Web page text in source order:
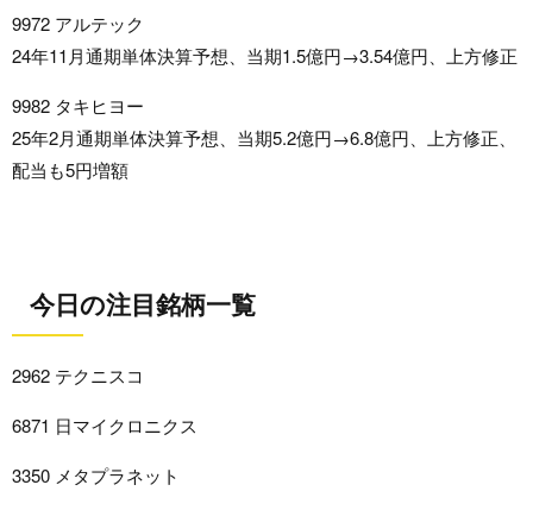
9972 アルテック
24年11月通期単体決算予想、当期1.5億円→3.54億円、上方修正
9982 タキヒヨー
25年2月通期単体決算予想、当期5.2億円→6.8億円、上方修正、
配当も5円増額
今日の注目銘柄一覧
2962 テクニスコ
6871 日マイクロニクス
3350 メタプラネット